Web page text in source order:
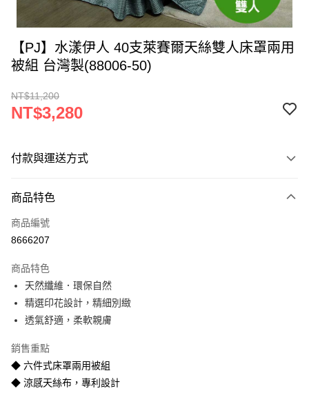
【PJ】水漾伊人 40支萊賽爾天絲雙人床罩兩用
被組 台灣製(88006-50)
NT$11,200
NT$3,280
付款與運送方式
信用卡一次付款
LINE Pay
街口支付
悠遊付
全盈+PAY
AFTEE先享後付
商品特色
商品編號
8666207
商品特色
天然纖維．環保自然
精選印花設計，精細別緻
透氣舒適，柔軟親膚
銷售重點
◆ 六件式床罩兩用被組
◆ 涼感天絲布，專利設計